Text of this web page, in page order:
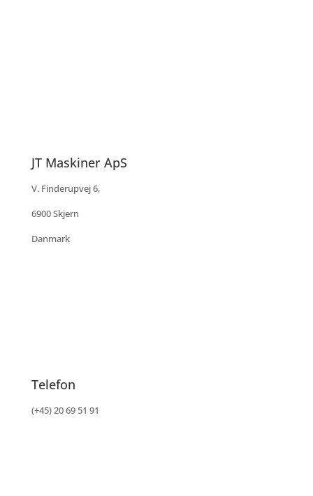
JT Maskiner ApS
V. Finderupvej 6,
6900 Skjern
Danmark
Telefon
(+45) 20 69 51 91